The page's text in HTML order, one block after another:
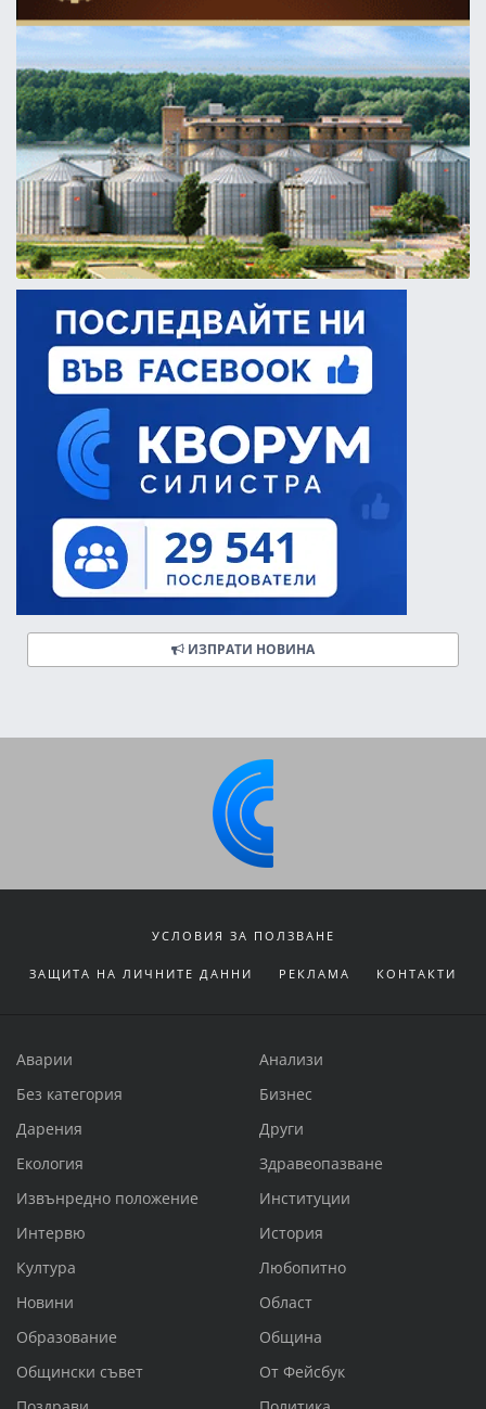
ИЗПРАТИ НОВИНА
УСЛОВИЯ ЗА ПОЛЗВАНЕ
ЗАЩИТА НА ЛИЧНИТЕ ДАННИ РЕКЛАМА КОНТАКТИ
Аварии
Анализи
Без категория
Бизнес
Дарения
Други
Екология
Здравеопазване
Извънредно положение
Институции
Интервю
История
Култура
Любопитно
Новини
Област
Образование
Община
Общински съвет
От Фейсбук